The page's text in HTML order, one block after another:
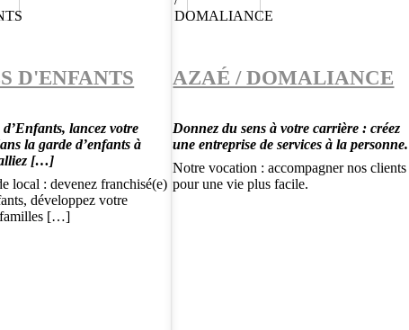
D'ENFANTS
lancez votre
la garde d’enfants à
[…]
local : devenez franchisé(e)
développez votre
familles […]
AZAÉ / DOMALIANCE
Donnez du sens à votre carrière : créez
une entreprise de services à la personne.
Notre vocation : accompagner nos clients
pour une vie plus facile.